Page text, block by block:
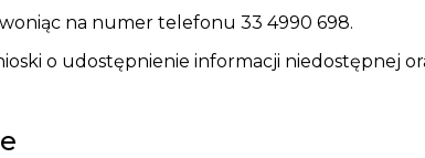
na numer telefonu 33 4990 698.
o udostępnienie informacji niedostępnej